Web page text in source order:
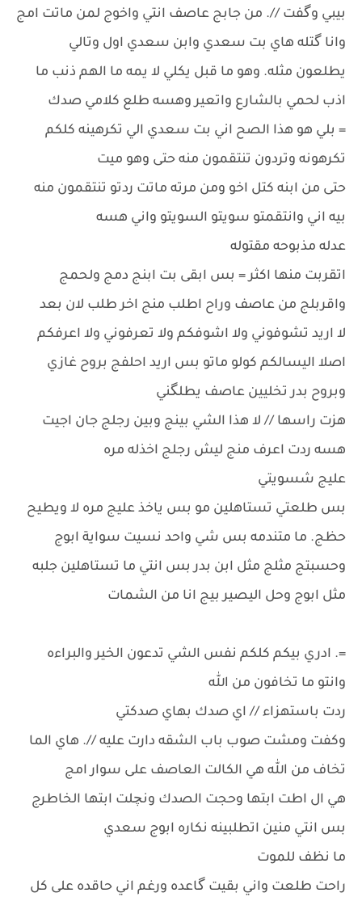
بيبي وگفت //. من جابج عاصف انتي واخوج لمن ماتت امج
وانا گتله هاي بت سعدي وابن سعدي اول وتالي
يطلعون مثله. وهو ما قبل يكلي لا يمه ما الهم ذنب ما
اذب لحمي بالشارع واتعير وهسه طلع كلامي صدك
= بلي هو هذا الصح اني بت سعدي الي تكرهينه كلكم
تكرهونه وتردون تنتقمون منه حتى وهو ميت
حتى من ابنه كتل اخو ومن مرته ماتت ردتو تنتقمون منه
بيه اني وانتقمتو سويتو السويتو واني هسه
عدله مذبوحه مقتوله
اتقربت منها اكثر = بس ابقى بت ابنج دمج ولحمج
واقربلج من عاصف وراح اطلب منج اخر طلب لان بعد
لا اريد تشوفوني ولا اشوفكم ولا تعرفوني ولا اعرفكم
اصلا اليسالكم كولو ماتو بس اريد احلفج بروح غازي
وبروح بدر تخليين عاصف يطلگني
هزت راسها // لا هذا الشي بينج وبين رجلج جان اجيت
هسه ردت اعرف منج ليش رجلج اخذله مره
عليج شسويتي
بس طلعتي تستاهلين مو بس ياخذ عليج مره لا ويطيح
حظج. ما متندمه بس شي واحد نسيت سواية ابوج
وحسبتج مثلج مثل ابن بدر بس انتي ما تستاهلين جلبه
مثل ابوج وحل اليصير بيج انا من الشمات
=. ادري بيكم كلكم نفس الشي تدعون الخير والبراءه
وانتو ما تخافون من الله
ردت باستهزاء // اي صدك بهاي صدكتي
وكفت ومشت صوب باب الشقه دارت عليه //. هاي الما
تخاف من الله هي الكالت العاصف على سوار امج
هي ال اطت ابتها وحجت الصدك ونچلت ابتها الخاطرج
بس انتي منين اتطلبينه نكاره ابوج سعدي
ما نظف للموت
راحت طلعت واني بقيت گاعده ورغم اني حاقده على كل